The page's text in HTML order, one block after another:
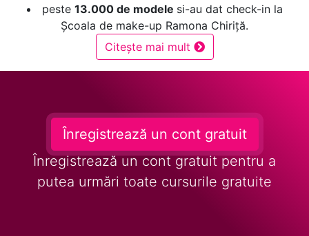
peste 13.000 de modele si-au dat check-in la
Școala de make-up Ramona Chiriță.
Citește mai mult
Înregistrează un cont gratuit
Înregistrează un cont gratuit pentru a
putea urmări toate cursurile gratuite